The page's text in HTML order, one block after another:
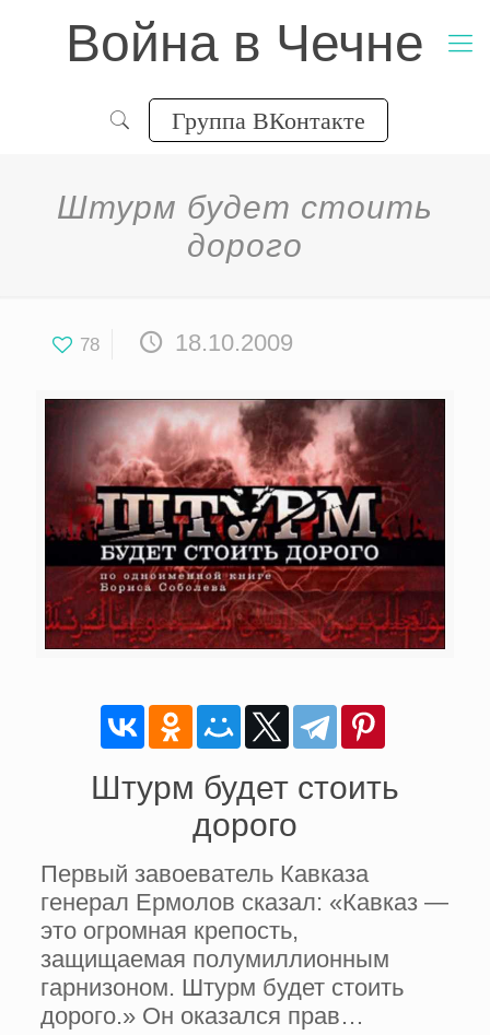
Война в Чечне
Группа ВКонтакте
Штурм будет стоить
дорого
78 18.10.2009
Штурм будет стоить
дорого
Первый завоеватель Кавказа
генерал Ермолов сказал: «Кавказ —
это огромная крепость,
защищаемая полумиллионным
гарнизоном. Штурм будет стоить
дорого.» Он оказался прав…